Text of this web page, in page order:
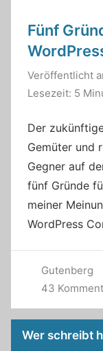
Fünf
Veröffentlicht
Lesezeit: 5
Der
Gemüter und
Gegner auf
fünf Gründe
meiner
WordPress
Gutenberg
43
Wer schreibt